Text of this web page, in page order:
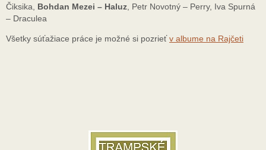
Čiksika, Bohdan Mezei – Haluz , Petr Novotný – Perry, Iva Spurná
– Draculea
Všetky súťažiace práce je možné si pozrieťv albume na Rajčeti